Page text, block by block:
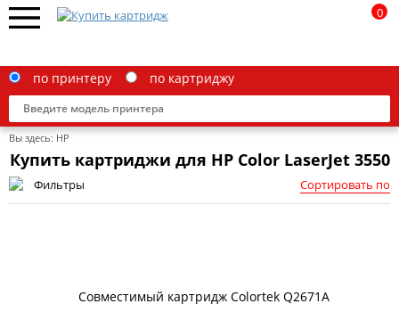
по принтеру по картриджу
0
Вы здесь: HP
Купить картриджи для HP Color LaserJet 3550
Фильтры Сортировать по
Совместимый картридж Colortek Q2671A